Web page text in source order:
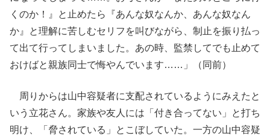
くのか！』と止めたら『あんな奴なんか、あんな奴なん
か』と理解に苦しむセリフを叫びながら、制止を振り払っ
て出て行ってしまいました。あの時、監禁してでも止めて
おけばと親族同士で悔やんでいます……」（同前）
周りからは山中容疑者に支配されているようにみえたと
いう立花さん。家族や友人には「付き合ってない」と打ち
明け、「脅されている」とこぼしていた。一方の山中容疑